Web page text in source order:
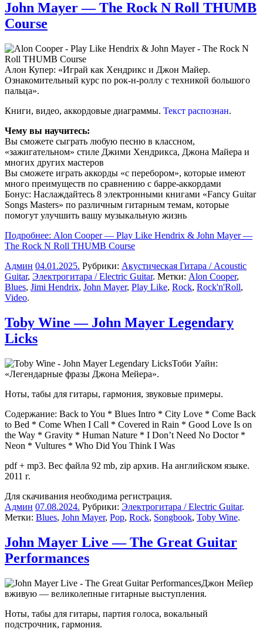
John Mayer — The Rock N Roll THUMB
Course
Алон Купер: «Играй как Хендрикс и Джон Майер.
Ознакомительный курс по рок-н-роллу с техникой большого
пальца».
Книги, видео, аккордовые диаграммы. Текст распознан.
Чему вы научитесь:
Вы сможете сыграть любую песню в классном,
«зажигательном» стиле Джими Хендрикса, Джона Майера и
многих других мастеров
Вы сможете играть аккорды «с перебором», которые имеют
много преимуществ по сравнению с барре-аккордами
Бонус: Наслаждайтесь 8 электронными книгами «Fancy Guitar
Songs Masters» по различным гитарным темам, которые
помогут улучшить вашу музыкальную жизнь
Подробнее: Alon Cooper — Play Like Hendrix & John Mayer —
The Rock N Roll THUMB Course
Админ 04.01.2025. Рубрики: Акустическая Гитара / Acoustic
Guitar, Электрогитара / Electric Guitar. Метки: Alon Cooper,
Blues, Jimi Hendrix, John Mayer, Play Like, Rock, Rock'n'Roll,
Video.
Toby Wine — John Mayer Legendary
Licks
Тоби Уайн:
«Легендарные фразы Джона Мейера».
Ноты, табы для гитары, гармония, звуковые примеры.
Содержание: Back to You * Blues Intro * City Love * Come Back
to Bed * Come When I Call * Covered in Rain * Good Love Is on
the Way * Gravity * Human Nature * I Don’t Need No Doctor *
Neon * Vultures * Who Did You Think I Was
pdf + mp3. Вес файла 92 mb, zip архив. На английском языке.
2011 г.
Для скачивания необходима регистрация.
Админ 07.08.2024. Рубрики: Электрогитара / Electric Guitar.
Метки: Blues, John Mayer, Pop, Rock, Songbook, Toby Wine.
John Mayer Live — The Great Guitar
Performances
Джон Мейер
вживую — великолепные гитарные выступления.
Ноты, табы для гитары, партия голоса, вокальный
подстрочник, гармония.